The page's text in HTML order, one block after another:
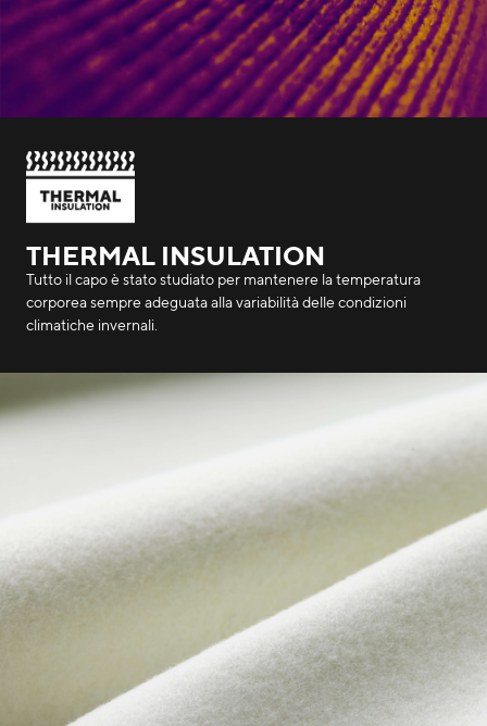
THERMAL INSULATION
Tutto il capo è stato studiato per mantenere la temperatura
corporea sempre adeguata alla variabilità delle condizioni
climatiche invernali.